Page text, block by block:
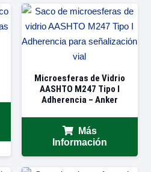
Microesferas de Vidrio
AASHTO M247 Tipo I
Adherencia – Anker
Más
Información